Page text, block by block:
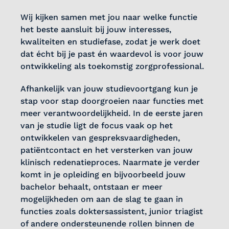
Wij kijken samen met jou naar welke functie
het beste aansluit bij jouw interesses,
kwaliteiten en studiefase, zodat je werk doet
dat écht bij je past én waardevol is voor jouw
ontwikkeling als toekomstig zorgprofessional.
Afhankelijk van jouw studievoortgang kun je
stap voor stap doorgroeien naar functies met
meer verantwoordelijkheid. In de eerste jaren
van je studie ligt de focus vaak op het
ontwikkelen van gespreksvaardigheden,
patiëntcontact en het versterken van jouw
klinisch redenatieproces. Naarmate je verder
komt in je opleiding en bijvoorbeeld jouw
bachelor behaalt, ontstaan er meer
mogelijkheden om aan de slag te gaan in
functies zoals doktersassistent, junior triagist
of andere ondersteunende rollen binnen de